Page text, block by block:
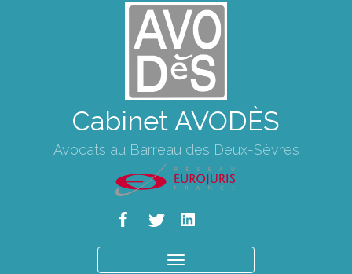
Cabinet AVODÈS
Avocats au Barreau des Deux-Sèvres